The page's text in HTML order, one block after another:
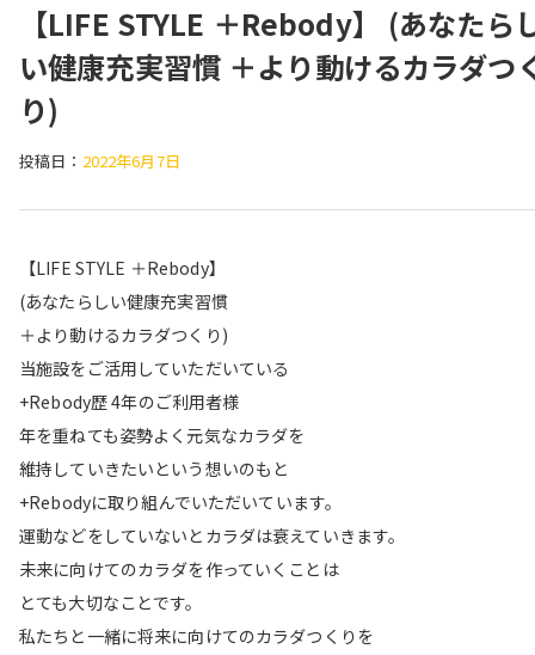
【LIFE STYLE ＋Rebody】 (あなたら
い健康充実習慣 ＋より動けるカラダつ
り)
投稿日： 2022年6月7日
【LIFE STYLE ＋Rebody】
(あなたらしい健康充実習慣
＋より動けるカラダつくり)
当施設をご活用していただいている
+Rebody歴 4年のご利用者様
年を重ねても姿勢よく元気なカラダを
維持していきたいという想いのもと
+Rebodyに取り組んでいただいています。
運動などをしていないとカラダは衰えていきます。
未来に向けてのカラダを作っていくことは
とても大切なことです。
私たちと一緒に将来に向けてのカラダつくりを